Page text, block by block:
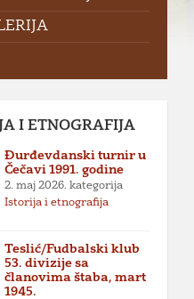
I ETNOGRAFIJA
Đurđevdanski turnir u
Čečavi 1991. godine
2. maj 2026. kategorija
Istorija i etnografija
Teslić/Fudbalski klub
53. divizije sa
članovima štaba, mart
1945.